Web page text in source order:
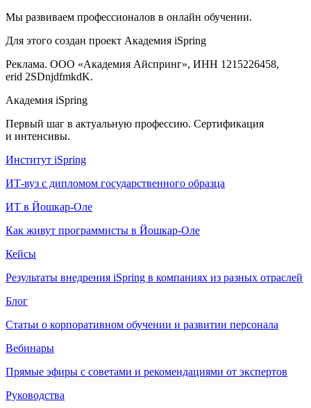
Мы развиваем профессионалов в онлайн обучении.
Для этого создан проект Академия iSpring
Реклама. ООО «Академия Айспринг», ИНН 1215226458,
erid 2SDnjdfmkdK.
Академия iSpring
Первый шаг в актуальную профессию. Сертификация
и интенсивы.
Институт iSpring
ИТ-вуз с дипломом государственного образца
ИТ в Йошкар-Оле
Как живут программисты в Йошкар‑Оле
Кейсы
Результаты внедрения iSpring в компаниях из разных отраслей
Блог
Статьи о корпоративном обучении и развитии персонала
Вебинары
Прямые эфиры с советами и рекомендациями от экспертов
Руководства